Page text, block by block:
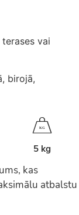
vai
birojā,
KG
5 kg
kas
atbalstu